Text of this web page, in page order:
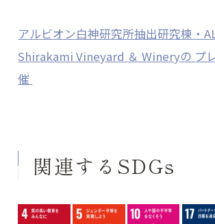
アルビオン白神研究所抽出研究棟・
Shirakami Vineyard ＆ Wineryの プ
催
関連するSDGs